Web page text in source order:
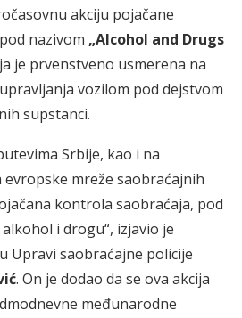
akciju pojačane
nazivom „Alcohol and Drugs
je prvenstveno usmerena na
vozilom pod dejstvom
supstanci.
Srbije, kao i na
evropske mreže saobraćajnih
kontrola saobraćaja, pod
i drogu“, izjavio je
Upravi saobraćajne policije
. On je dodao da se ova akcija
međunarodne